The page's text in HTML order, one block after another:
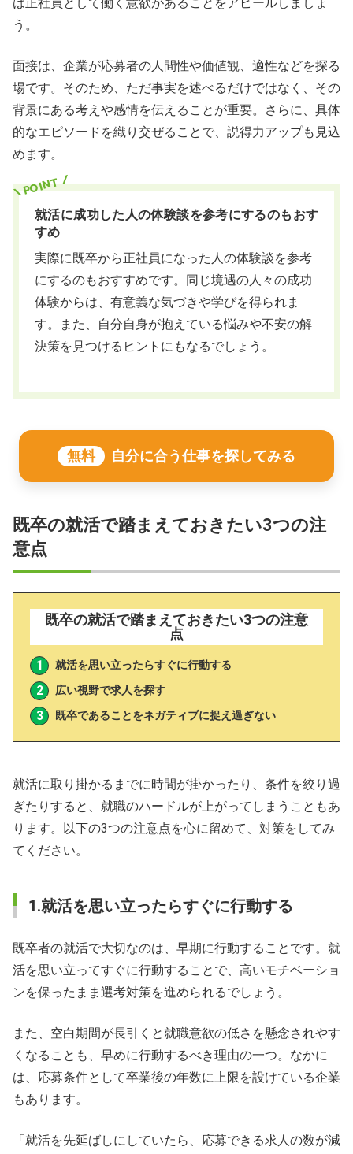
は正社員として働く意欲があることをアピールしましょ
う。
面接は、企業が応募者の人間性や価値観、適性などを探る
場です。そのため、ただ事実を述べるだけではなく、その
背景にある考えや感情を伝えることが重要。さらに、具体
的なエピソードを織り交ぜることで、説得力アップも見込
めます。
就活に成功した人の体験談を参考にするのもおす
すめ
実際に既卒から正社員になった人の体験談を参考
にするのもおすすめです。同じ境遇の人々の成功
体験からは、有意義な気づきや学びを得られま
す。また、自分自身が抱えている悩みや不安の解
決策を見つけるヒントにもなるでしょう。
無料 自分に合う仕事を探してみる
既卒の就活で踏まえておきたい3つの注
意点
既卒の就活で踏まえておきたい3つの注意
点
就活を思い立ったらすぐに行動する
広い視野で求人を探す
既卒であることをネガティブに捉え過ぎない
就活に取り掛かるまでに時間が掛かったり、条件を絞り過
ぎたりすると、就職のハードルが上がってしまうこともあ
ります。以下の3つの注意点を心に留めて、対策をしてみ
てください。
1.就活を思い立ったらすぐに行動する
既卒者の就活で大切なのは、早期に行動することです。就
活を思い立ってすぐに行動することで、高いモチベーショ
ンを保ったまま選考対策を進められるでしょう。
また、空白期間が長引くと就職意欲の低さを懸念されやす
くなることも、早めに行動するべき理由の一つ。なかに
は、応募条件として卒業後の年数に上限を設けている企業
もあります。
「就活を先延ばしにしていたら、応募できる求人の数が減